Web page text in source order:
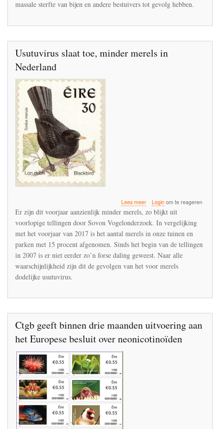
dat
massale sterfte van bijen en andere bestuivers tot gevolg hebben.
Usutuvirus slaat toe, minder merels in
Nederland
Lees meerover
Usutuvirus
toe,
minder
merels
in
Nederland
Loginom te reageren
Er zijn dit voorjaar aanzienlijk minder merels, zo blijkt uit
voorlopige tellingen door Sovon Vogelonderzoek. In vergelijking
met het voorjaar van 2017 is het aantal merels in onze tuinen en
parken met 15 procent afgenomen. Sinds het begin van de tellingen
in 2007 is er niet eerder zo’n forse daling geweest. Naar alle
waarschijnlijkheid zijn dit de gevolgen van het voor merels
dodelijke usutuvirus.
Ctgb geeft binnen drie maanden uitvoering aan
het Europese besluit over neonicotinoïden